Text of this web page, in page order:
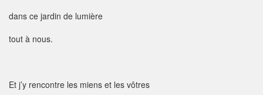
dans ce jardin de lumière
tout à nous.
Et j’y rencontre les miens et les vôtres